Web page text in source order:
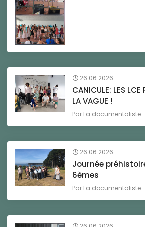
26.06.2026
CANICULE: LES
LA VAGUE !
Par La documentaliste
26.06.2026
Journée
6èmes
Par La documentaliste